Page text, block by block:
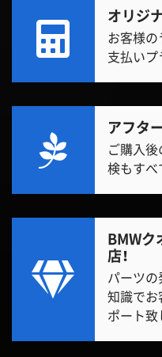
オリジ
お客様
支払いプ
アフタ
ご購入
検もすべ
BMWク
店！
パーツの
知識でお
ポート致